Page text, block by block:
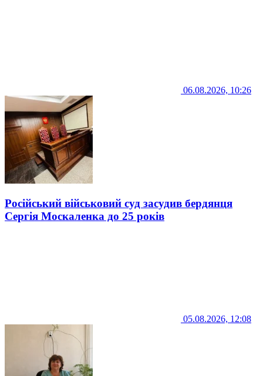
06.08.2026, 10:26
Російський військовий суд засудив бердянця
Сергія Москаленка до 25 років
05.08.2026, 12:08